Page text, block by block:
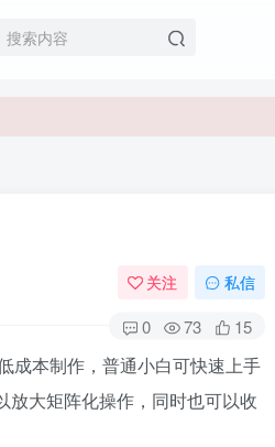
关注 私信
0 73 15
成本制作，普通小白可快速上手
放大矩阵化操作，同时也可以收